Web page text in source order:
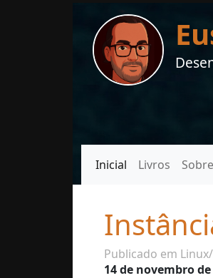
Inicial Livros Sobre
Publicado em
14 de novembro de